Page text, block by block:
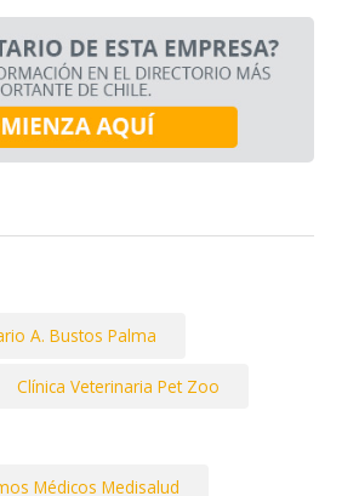
A. Bustos Palma
Clínica Veterinaria Pet Zoo
Médicos Medisalud